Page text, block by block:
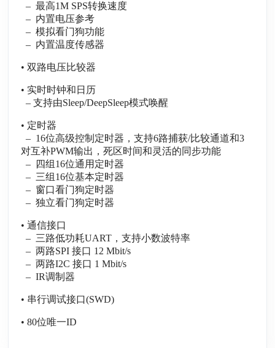
– 最高1M SPS转换速度
– 内置电压参考
– 模拟看门狗功能
– 内置温度传感器
• 双路电压比较器
• 实时时钟和日历
– 支持由Sleep/DeepSleep模式唤醒
• 定时器
– 16位高级控制定时器，支持6路捕获/比较通道和3
对互补PWM输出，死区时间和灵活的同步功能
– 四组16位通用定时器
– 三组16位基本定时器
– 窗口看门狗定时器
– 独立看门狗定时器
• 通信接口
– 三路低功耗UART，支持小数波特率
– 两路SPI 接口 12 Mbit/s
– 两路I2C 接口 1 Mbit/s
– IR调制器
• 串行调试接口(SWD)
• 80位唯一ID